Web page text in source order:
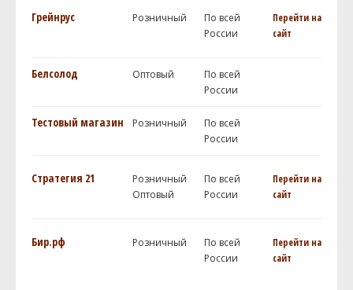
Грейнрус Розничный
По всей
России
Перейти на
сайт
Белсолод Оптовый
По всей
России
Тестовый магазин Розничный
По всей
России
Стратегия 21
Розничный
Оптовый
По всей
России
Перейти на
сайт
Бир.рф Розничный
По всей
России
Перейти на
сайт